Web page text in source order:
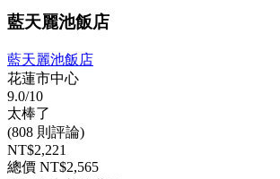
藍天麗池飯店
藍天麗池飯店
花蓮市中心
9.0/10
太棒了
(808 則評論)
NT$2,221
總價 NT$2,565